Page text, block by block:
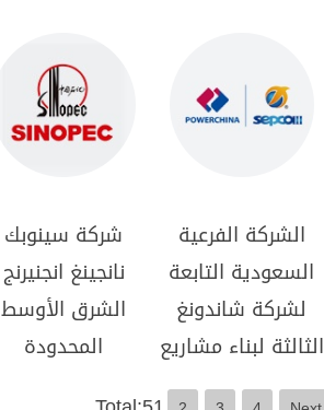
شركة سينوبك
نانجينغ انجنيرنج
الشرق الأوسط
المحدودة
الشركة الفرعية
السعودية التابعة
لشركة شاندونغ
الثالثة لبناء مشاريع